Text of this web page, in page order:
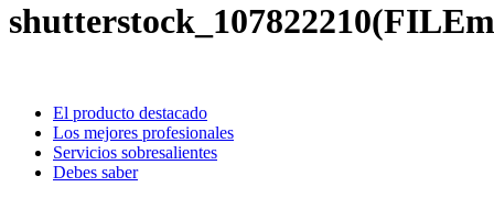
El producto destacado
Los mejores profesionales
Servicios sobresalientes
Debes saber